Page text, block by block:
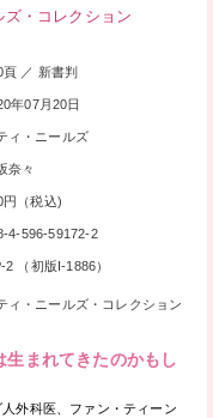
・コレクション
まれてきたのかもし
外科医、ファン・ティーン
頁 ／ 新書判
年07月20日
ィ・ニールズ
奈々
円（税込)
4-596-59172-2
2 （初版I-1886）
ィ・ニールズ・コレクション